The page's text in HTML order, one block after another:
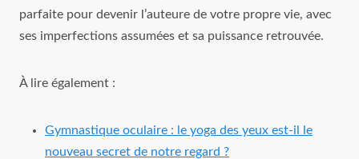
parfaite pour devenir l’auteure de votre propre vie, avec
ses imperfections assumées et sa puissance retrouvée.
À lire également :
Gymnastique oculaire : le yoga des yeux est-il le
nouveau secret de notre regard ?